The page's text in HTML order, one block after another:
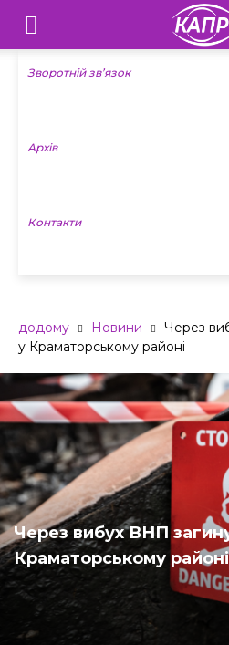
Телебачення
«Капрі»
Новини
Зворотній зв’язок
Архів
Контакти
додому Новини
Через
у Краматорському районі
Через вибух ВНП
Краматорському районі